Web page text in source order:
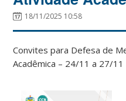
18/11/2025 10:58
Convites para Defesa de
Acadêmica – 24/11 a 27/11